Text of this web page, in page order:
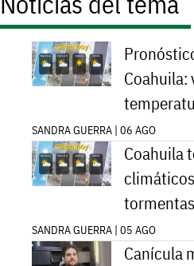
Coahuila:
SANDRA GUERRA | 06 AGO
Coahuila
SANDRA GUERRA | 05 AGO
Canícula